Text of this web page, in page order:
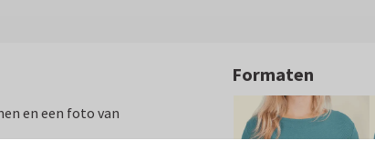
en een foto van
Formaten